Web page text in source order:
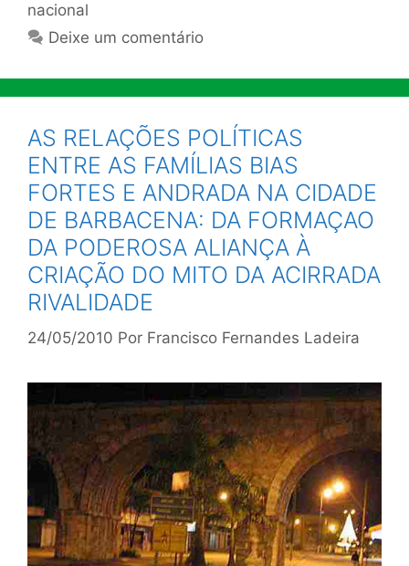
nacional
Deixe um comentário
AS RELAÇÕES POLÍTICAS
ENTRE AS FAMÍLIAS BIAS
FORTES E ANDRADA NA CIDADE
DE BARBACENA: DA FORMAÇAO
DA PODEROSA ALIANÇA À
CRIAÇÃO DO MITO DA ACIRRADA
RIVALIDADE
24/05/2010 Por Francisco Fernandes Ladeira